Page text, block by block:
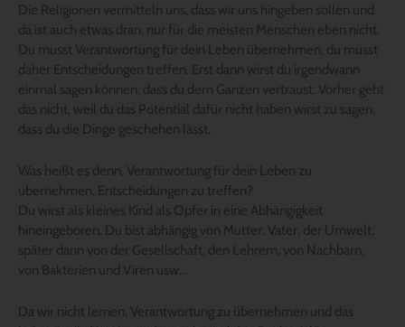
Die Religionen vermitteln uns, dass wir uns hingeben sollen und
da ist auch etwas dran, nur für die meisten Menschen eben nicht.
Du musst Verantwortung für dein Leben übernehmen, du musst
daher Entscheidungen treffen. Erst dann wirst du irgendwann
einmal sagen können, dass du dem Ganzen vertraust. Vorher geht
das nicht, weil du das Potential dafür nicht haben wirst zu sagen,
dass du die Dinge geschehen lässt.
Was heißt es denn, Verantwortung für dein Leben zu
übernehmen, Entscheidungen zu treffen?
Du wirst als kleines Kind als Opfer in eine Abhängigkeit
hineingeboren. Du bist abhängig von Mutter, Vater, der Umwelt,
später dann von der Gesellschaft, den Lehrern, von Nachbarn,
von Bakterien und Viren usw…
Da wir nicht lernen, Verantwortung zu übernehmen und das